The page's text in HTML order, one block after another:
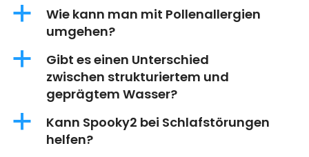
a
Wie kann man mit Pollenallergien
umgehen?
a
Gibt es einen Unterschied
zwischen strukturiertem und
geprägtem Wasser?
a
Kann Spooky2 bei Schlafstörungen
helfen?